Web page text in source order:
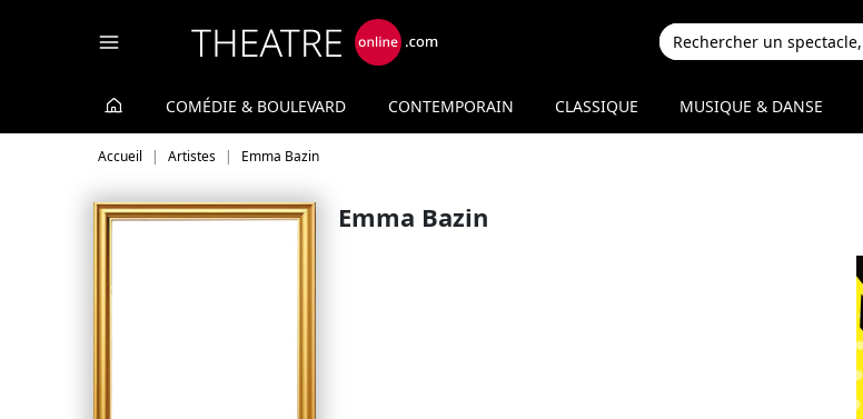
COMÉDIE & BOULEVARD CONTEMPORAIN CLASSIQUE MUSIQUE & DANSE
Accueil Artistes Emma Bazin
Emma Bazin